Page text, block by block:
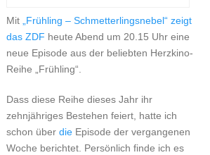
Mit „Frühling – Schmetterlingsnebel“ zeigt
das ZDF heute Abend um 20.15 Uhr eine
neue Episode aus der beliebten Herzkino-
Reihe „Frühling“.
Dass diese Reihe dieses Jahr ihr
zehnjähriges Bestehen feiert, hatte ich
schon über dieEpisode der vergangenen
Woche berichtet. Persönlich finde ich es